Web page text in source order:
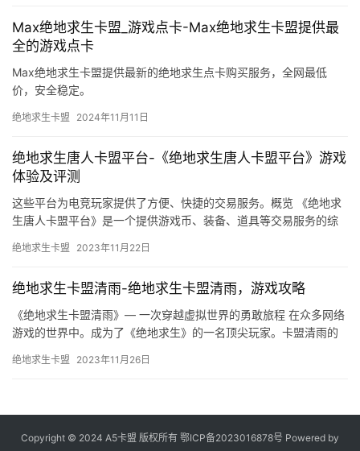
Max绝地求生卡盟_游戏点卡-Max绝地求生卡盟提供最
全的游戏点卡
Max绝地求生卡盟提供最新的绝地求生点卡购买服务，全网最低
价，安全稳定。
绝地求生卡盟 2024年11月11日
绝地求生唐人卡盟平台-《绝地求生唐人卡盟平台》游戏
体验及评测
这些平台为电竞玩家提供了方便、快捷的交易服务。概览 《绝地求
生唐人卡盟平台》是一个提供游戏币、装备、道具等交易服务的综
绝地求生卡盟 2023年11月22日
绝地求生卡盟清雨-绝地求生卡盟清雨，游戏攻略
《绝地求生卡盟清雨》— 一次穿越虚拟世界的勇敢旅程 在众多网络
游戏的世界中。成为了《绝地求生》的一名顶尖玩家。卡盟清雨的
绝地求生卡盟 2023年11月26日
Copyright © 2024 A5卡盟 版权所有 鄂ICP备2023016878号 Powered by